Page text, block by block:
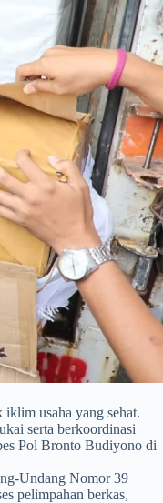
usaha yang sehat.
serta berkoordinasi
Pol Bronto Budiyono di
Undang Nomor 39
pelimpahan berkas,